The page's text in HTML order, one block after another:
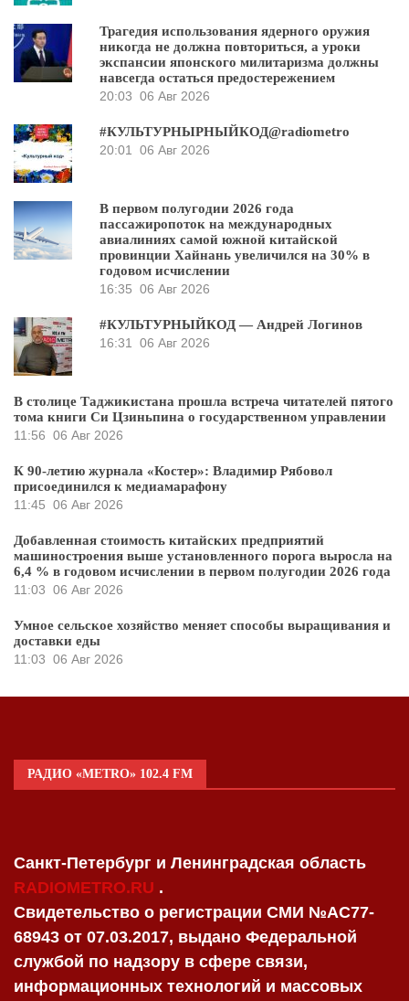
Трагедия использования ядерного оружия
никогда не должна повториться, а уроки
экспансии японского милитаризма должны
навсегда остаться предостережением
20:03 06 Авг 2026
#КУЛЬТУРНЫРНЫЙКОД@radiometro
20:01
06 Авг 2026
В первом полугодии 2026 года
пассажиропоток на международных
авиалиниях самой южной китайской
провинции Хайнань увеличился на 30% в
годовом исчислении
16:35 06 Авг 2026
#КУЛЬТУРНЫЙКОД — Андрей Логинов
16:31
06 Авг 2026
В столице Таджикистана прошла встреча читателей пятого
тома книги Си Цзиньпина о государственном управлении
11:56 06 Авг 2026
К 90-летию журнала «Костер»: Владимир Рябовол
присоединился к медиамарафону
11:45 06 Авг 2026
Добавленная стоимость китайских предприятий
машиностроения выше установленного порога выросла на
6,4 % в годовом исчислении в первом полугодии 2026 года
11:03 06 Авг 2026
Умное сельское хозяйство меняет способы выращивания и
доставки еды
11:03 06 Авг 2026
РАДИО «METRO» 102.4 FM
Санкт-Петербург и Ленинградская область
RADIOMETRO.RU .
Свидетельство о регистрации СМИ №AC77-
68943 от 07.03.2017, выдано Федеральной
службой по надзору в сфере связи,
информационных технологий и массовых